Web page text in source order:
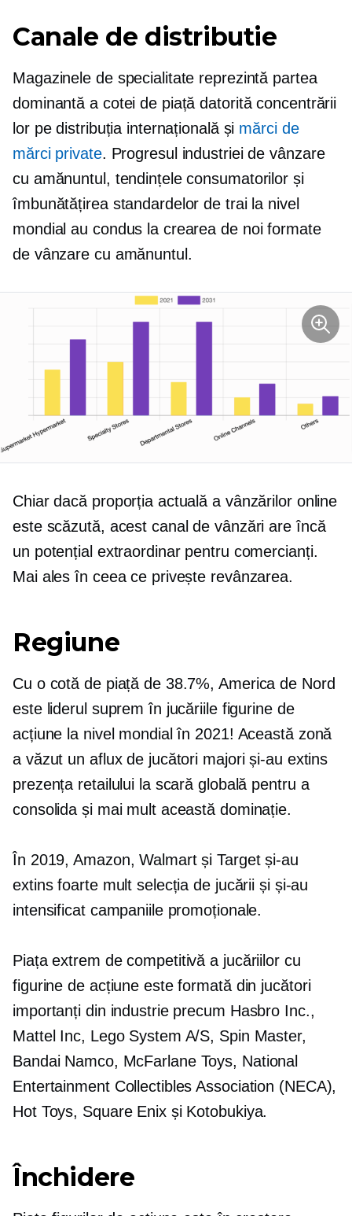
Canale de distributie
Magazinele de specialitate reprezintă partea
dominantă a cotei de piață datorită concentrării
lor pe distribuția internațională și mărci de
mărci private. Progresul industriei de vânzare
cu amănuntul, tendințele consumatorilor și
îmbunătățirea standardelor de trai la nivel
mondial au condus la crearea de noi formate
de vânzare cu amănuntul.
Chiar dacă proporția actuală a vânzărilor online
este scăzută, acest canal de vânzări are încă
un potențial extraordinar pentru comercianți.
Mai ales în ceea ce privește revânzarea.
Regiune
Cu o cotă de piață de 38.7%, America de Nord
este liderul suprem în jucăriile figurine de
acțiune la nivel mondial în 2021! Această zonă
a văzut un aflux de jucători majori și-au extins
prezența retailului la scară globală pentru a
consolida și mai mult această dominație.
În 2019, Amazon, Walmart și Target și-au
extins foarte mult selecția de jucării și și-au
intensificat campaniile promoționale.
Piața extrem de competitivă a jucăriilor cu
figurine de acțiune este formată din jucători
importanți din industrie precum Hasbro Inc.,
Mattel Inc, Lego System A/S, Spin Master,
Bandai Namco, McFarlane Toys, National
Entertainment Collectibles Association (NECA),
Hot Toys, Square Enix și Kotobukiya.
Închidere